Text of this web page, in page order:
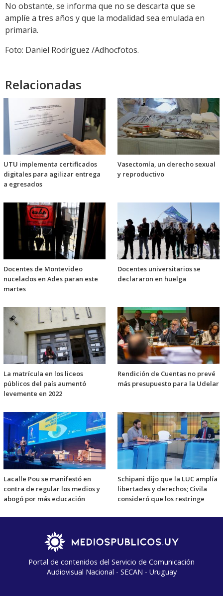
No obstante, se informa que no se descarta que se
amplíe a tres años y que la modalidad sea emulada en
primaria.
Foto: Daniel Rodríguez /Adhocfotos.
Relacionadas
UTU implementa certificados
digitales para agilizar entrega
a egresados
Vasectomía, un derecho sexual
y reproductivo
Docentes de Montevideo
nucelados en Ades paran este
martes
Docentes universitarios se
declararon en huelga
La matrícula en los liceos
públicos del país aumentó
levemente en 2022
Rendición de Cuentas no prevé
más presupuesto para la Udelar
Lacalle Pou se manifestó en
contra de regular los medios y
abogó por más educación
Schipani dijo que la LUC amplía
libertades y derechos; Civila
consideró que los restringe
Portal de contenidos del Servicio de Comunicación
Audiovisual Nacional - SECAN - Uruguay